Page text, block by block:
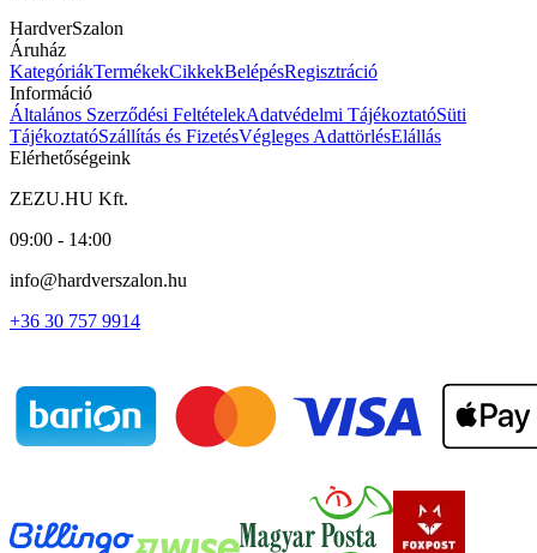
HardverSzalon
Áruház
KategóriákTermékekCikkekBelépésRegisztráció
Információ
Általános Szerződési FeltételekAdatvédelmi TájékoztatóSüti
TájékoztatóSzállítás és FizetésVégleges AdattörlésElállás
Elérhetőségeink
ZEZU.HU Kft.
09:00 - 14:00
info@hardverszalon.hu
+36 30 757 9914